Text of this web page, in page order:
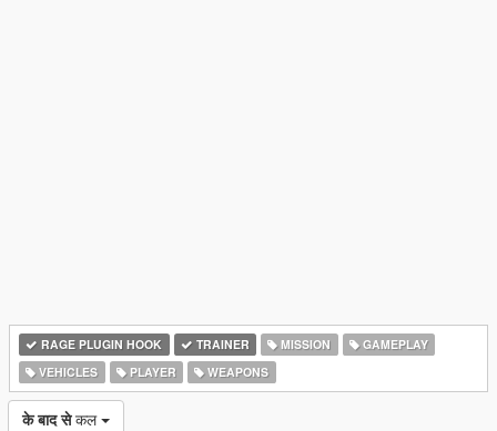
RAGE PLUGIN HOOK TRAINER MISSION
GAMEPLAY
VEHICLES
PLAYER WEAPONS
के बाद से कल